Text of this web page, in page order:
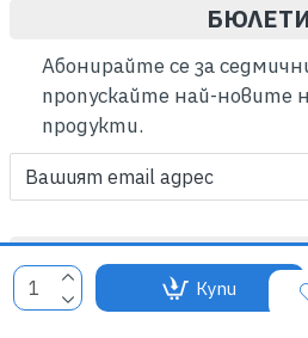
Купи
Абонирайте се за
пропускайте най-новите
продукти.
ВСИЧКИ ПРАВА